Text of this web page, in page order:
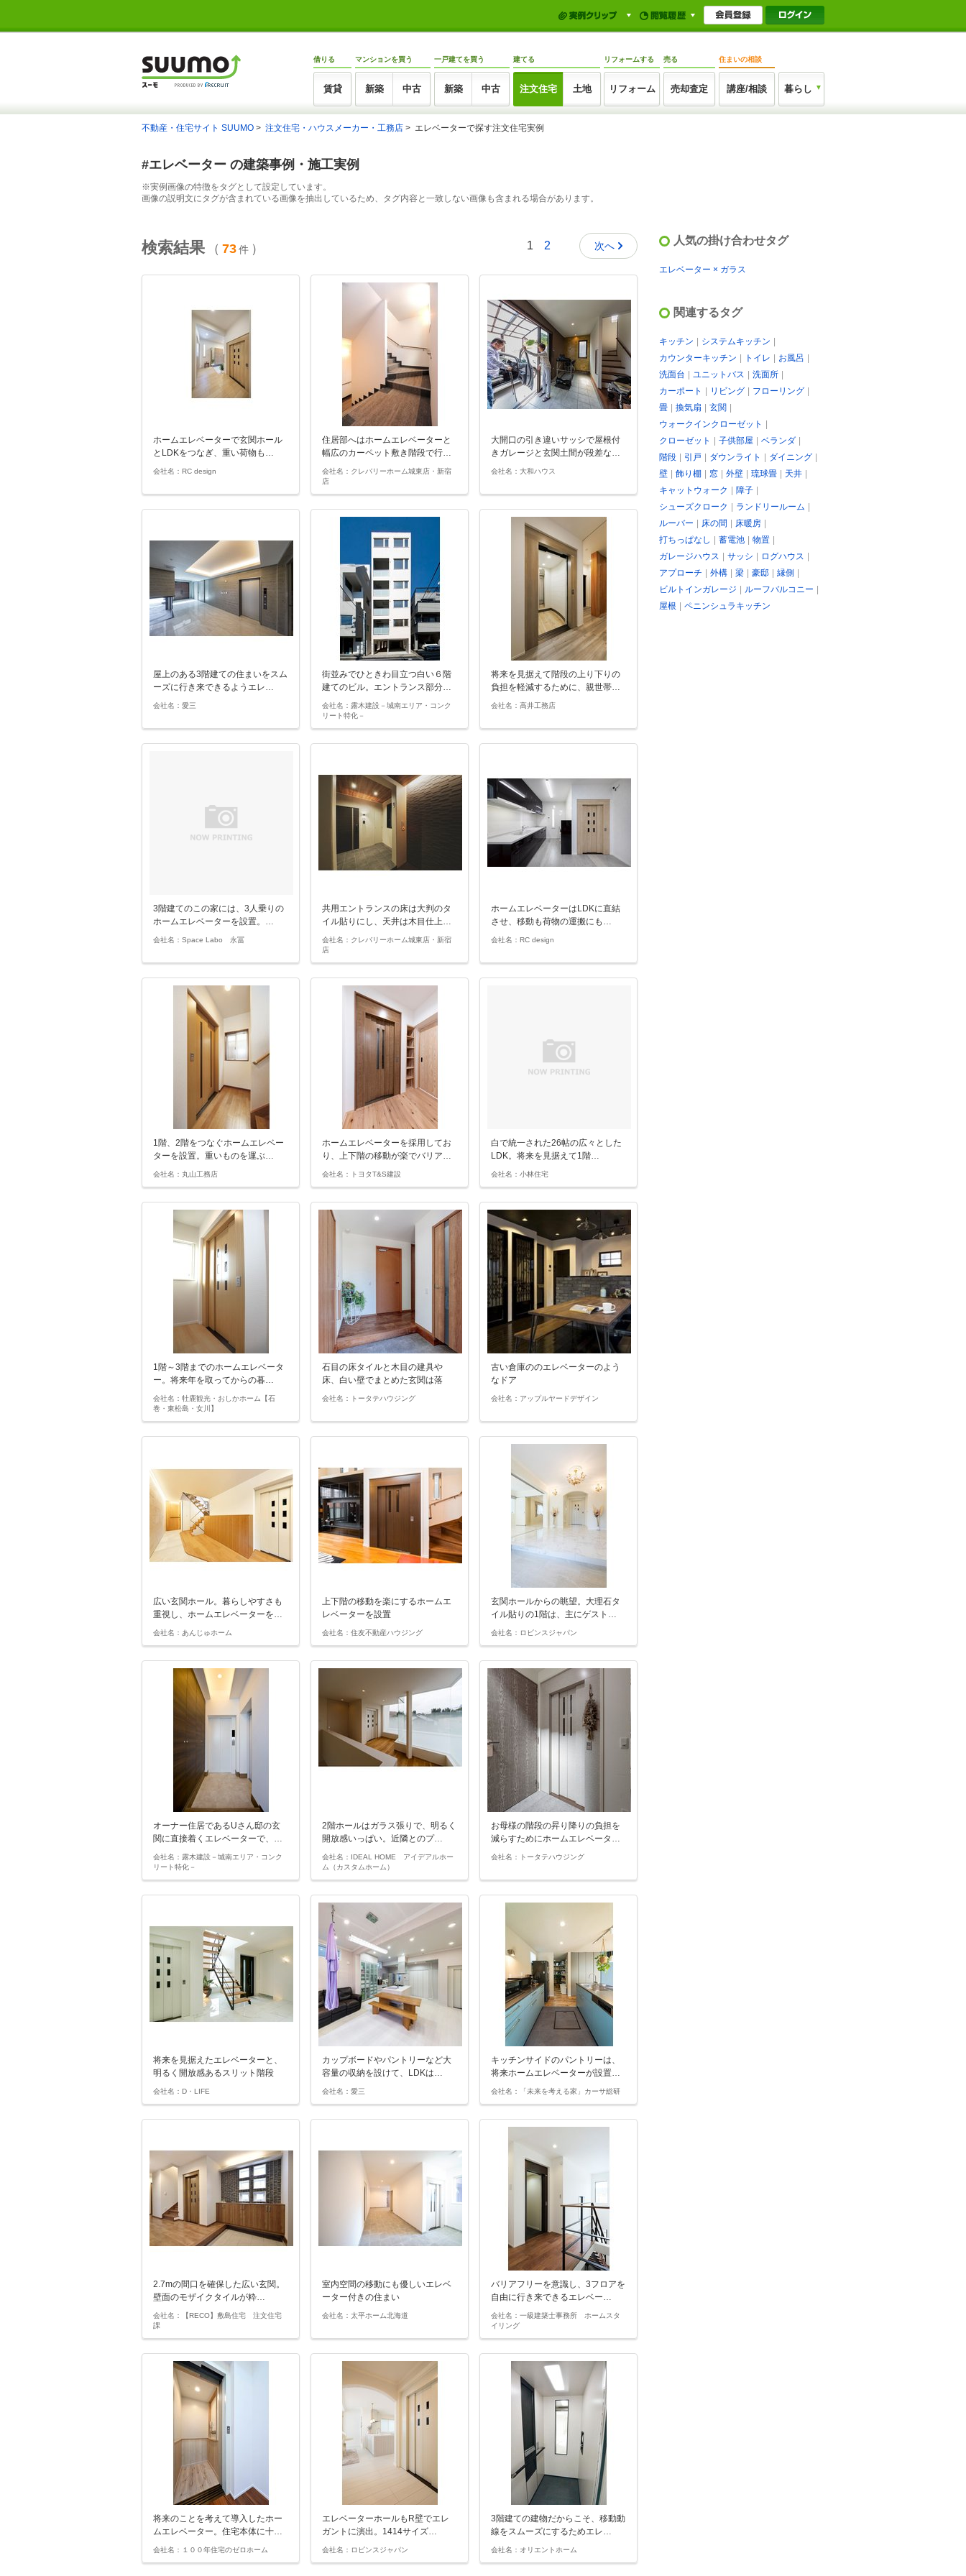
借りる
賃貸
マンションを買う
新築 中古
一戸建てを買う
新築 中古
建てる
注文住宅 土地
リフォームする
リフォーム
売る
売却査定
住まいの相談
講座/相談 暮らし
不動産・住宅サイト SUUMO 注文住宅・ハウスメーカー・工務店 エレベーターで探す注文住宅実例
#エレベーター の建築事例・施工実例
※実例画像の特徴をタグとして設定しています。
画像の説明文にタグが含まれている画像を抽出しているため、タグ内容と一致しない画像も含まれる場合があります。
検索結果 （ 73件 ） 1 2 次へ
ホームエレベーターで玄関ホール
とLDKをつなぎ、重い荷物も…
会社名：RC design
住居部へはホームエレベーターと
幅広のカーペット敷き階段で行…
会社名：クレバリーホーム城東店・新宿
店
大開口の引き違いサッシで屋根付
きガレージと玄関土間が段差な…
会社名：大和ハウス
屋上のある3階建ての住まいをスム
ーズに行き来できるようエレ…
会社名：愛三
街並みでひときわ目立つ白い６階
建てのビル。エントランス部分…
会社名：露木建設－城南エリア・コンク
リート特化－
将来を見据えて階段の上り下りの
負担を軽減するために、親世帯…
会社名：高井工務店
3階建てのこの家には、3人乗りの
ホームエレベーターを設置。…
会社名：Space Labo 永冨
共用エントランスの床は大判のタ
イル貼りにし、天井は木目仕上…
会社名：クレバリーホーム城東店・新宿
店
ホームエレベーターはLDKに直結
させ、移動も荷物の運搬にも…
会社名：RC design
1階、2階をつなぐホームエレベー
ターを設置。重いものを運ぶ…
会社名：丸山工務店
ホームエレベーターを採用してお
り、上下階の移動が楽でバリア…
会社名：トヨタT&S建設
白で統一された26帖の広々とした
LDK。将来を見据えて1階…
会社名：小林住宅
1階～3階までのホームエレベータ
ー。将来年を取ってからの暮…
会社名：牡鹿観光・おしかホーム【石
巻・東松島・女川】
石目の床タイルと木目の建具や
床、白い壁でまとめた玄関は落
ち…
会社名：トータテハウジング
古い倉庫ののエレベーターのよう
なドア
会社名：アップルヤードデザイン
広い玄関ホール。暮らしやすさも
重視し、ホームエレベーターを…
会社名：あんじゅホーム
上下階の移動を楽にするホームエ
レベーターを設置
会社名：住友不動産ハウジング
玄関ホールからの眺望。大理石タ
イル貼りの1階は、主にゲスト…
会社名：ロビンスジャパン
オーナー住居であるUさん邸の玄
関に直接着くエレベーターで、…
会社名：露木建設－城南エリア・コンク
リート特化－
2階ホールはガラス張りで、明るく
開放感いっぱい。近隣とのプ…
会社名：IDEAL HOME アイデアルホー
ム（カスタムホーム）
お母様の階段の昇り降りの負担を
減らすためにホームエレベータ…
会社名：トータテハウジング
将来を見据えたエレベーターと、
明るく開放感あるスリット階段
会社名：D・LIFE
カップボードやパントリーなど大
容量の収納を設けて、LDKは…
会社名：愛三
キッチンサイドのパントリーは、
将来ホームエレベーターが設置…
会社名：「未来を考える家」カーサ総研
2.7mの間口を確保した広い玄関。
壁面のモザイクタイルが粋…
会社名：【RECO】敷島住宅 注文住宅
課
室内空間の移動にも優しいエレベ
ーター付きの住まい
会社名：太平ホーム北海道
バリアフリーを意識し、3フロアを
自由に行き来できるエレベー…
会社名：一級建築士事務所 ホームスタ
イリング
将来のことを考えて導入したホー
ムエレベーター。住宅本体に十…
会社名：１００年住宅のゼロホーム
エレベーターホールもR壁でエレ
ガントに演出。1414サイズ…
会社名：ロビンスジャパン
3階建ての建物だからこそ、移動動
線をスムーズにするためエレ…
会社名：オリエントホーム
人気の掛け合わせタグ
エレベーター × ガラス
関連するタグ
キッチン
システムキッチン
カウンターキッチン
トイレ
お風呂
洗面台
ユニットバス
洗面所
カーポート
リビング
フローリング
畳
換気扇
玄関
ウォークインクローゼット
クローゼット
子供部屋
ベランダ
階段
引戸 ダウンライト
ダイニング
壁
飾り棚 窓 外壁 琉球畳
天井
キャットウォーク
障子
シューズクローク
ランドリールーム
ルーバー
床の間
床暖房
打ちっぱなし
蓄電池
物置
ガレージハウス
サッシ
ログハウス
アプローチ
外構 梁 豪邸
縁側
ビルトインガレージ
ルーフバルコニー
屋根
ペニンシュラキッチン